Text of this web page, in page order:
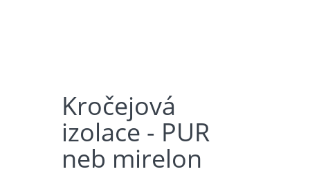
Kročejová
izolace - PUR
neb mirelon